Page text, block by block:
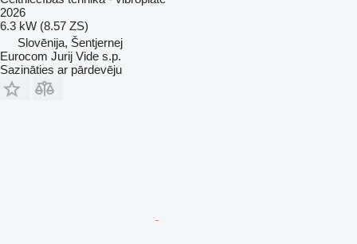
2026
6.3 kW (8.57 ZS)
Slovēnija, Šentjernej
Eurocom Jurij Vide s.p.
Sazināties ar pārdevēju